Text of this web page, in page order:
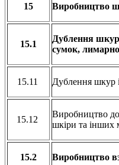
15 Виробництво
15.1
Дублення шкур
сумок,
15.11 Дублення шкур
15.12
Виробництво
шкіри та інших
15.2 Виробництво